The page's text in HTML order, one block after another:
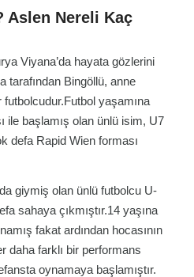
Aslen Nereli Kaç
Viyana’da hayata gözlerini
tarafından Bingöllü, anne
futbolcudur.Futbol yaşamına
ile başlamış olan ünlü isim, U7
defa Rapid Wien forması
giymiş olan ünlü futbolcu U-
sahaya çıkmıştır.14 yaşına
fakat ardından hocasının
daha farklı bir performans
oynamaya başlamıştır.